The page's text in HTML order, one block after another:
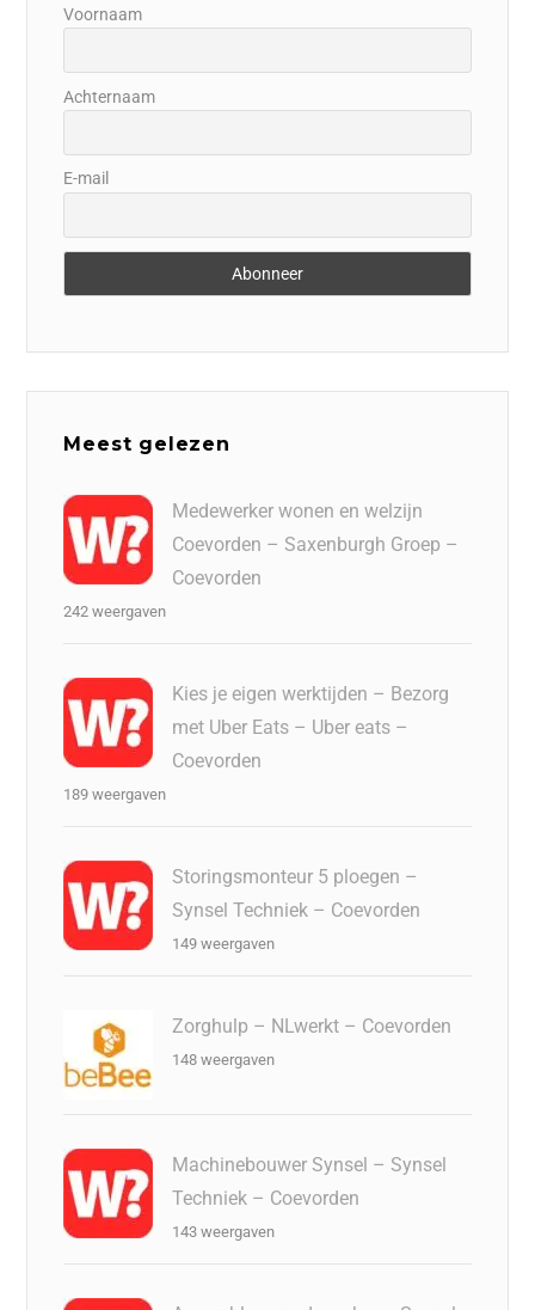
Voornaam
Achternaam
E-mail
Meest gelezen
Medewerker wonen en welzijn
Coevorden – Saxenburgh Groep –
Coevorden
242 weergaven
Kies je eigen werktijden – Bezorg
met Uber Eats – Uber eats –
Coevorden
189 weergaven
Storingsmonteur 5 ploegen –
Synsel Techniek – Coevorden
149 weergaven
Zorghulp – NLwerkt – Coevorden
148 weergaven
Machinebouwer Synsel – Synsel
Techniek – Coevorden
143 weergaven